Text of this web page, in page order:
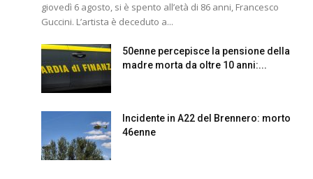
giovedì 6 agosto, si è spento all’età di 86 anni, Francesco
Guccini. L’artista è deceduto a...
50enne percepisce la pensione della
madre morta da oltre 10 anni:...
Incidente in A22 del Brennero: morto
46enne